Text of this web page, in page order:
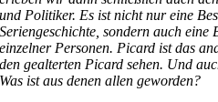
und Politiker. Es ist nicht nur eine
Seriengeschichte, sondern auch
einzelner Personen. Picard ist das
den gealterten Picard sehen. Und
Was ist aus denen allen geworden?